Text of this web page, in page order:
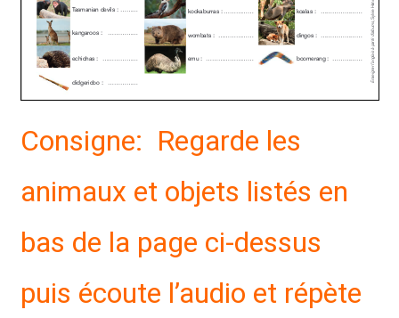
Consigne: Regarde les
animaux et objets listés en
bas de la page ci-dessus
puis écoute l’audio et répète